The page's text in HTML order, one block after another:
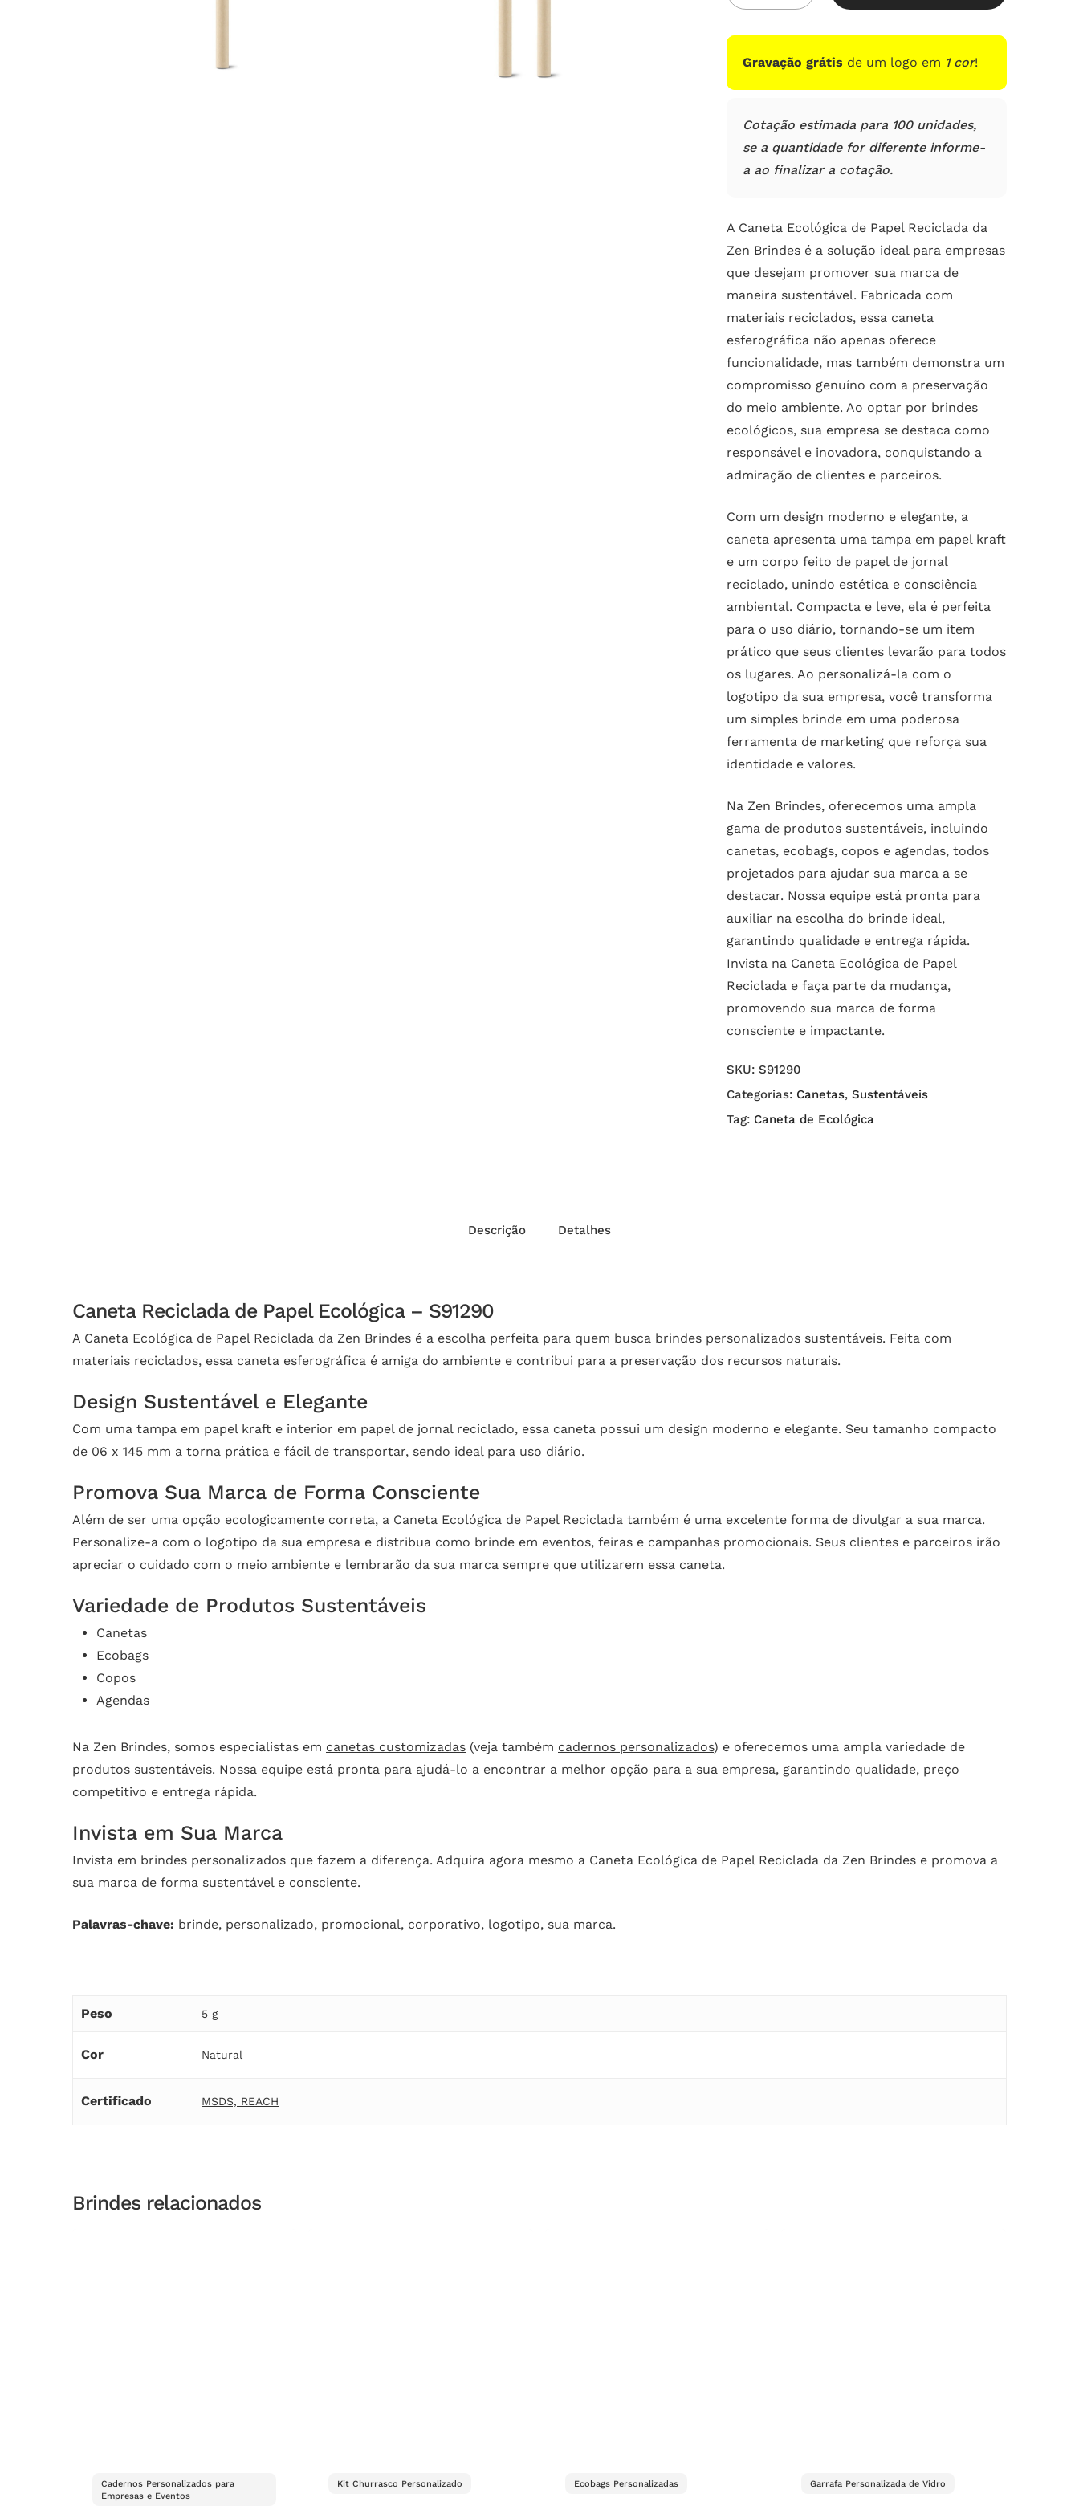
em
clientes
Gravação grátis de um logo em 1 cor!
Cotação estimada para 100 unidades,
se a quantidade for diferente informe-
a ao finalizar a cotação.
A Caneta Ecológica de Papel Reciclada da
Zen Brindes é a solução ideal para empresas
que desejam promover sua marca de
maneira sustentável. Fabricada com
materiais reciclados, essa caneta
esferográfica não apenas oferece
funcionalidade, mas também demonstra um
compromisso genuíno com a preservação
do meio ambiente. Ao optar por brindes
ecológicos, sua empresa se destaca como
responsável e inovadora, conquistando a
admiração de clientes e parceiros.
Com um design moderno e elegante, a
caneta apresenta uma tampa em papel kraft
e um corpo feito de papel de jornal
reciclado, unindo estética e consciência
ambiental. Compacta e leve, ela é perfeita
para o uso diário, tornando-se um item
prático que seus clientes levarão para todos
os lugares. Ao personalizá-la com o
logotipo da sua empresa, você transforma
um simples brinde em uma poderosa
ferramenta de marketing que reforça sua
identidade e valores.
Na Zen Brindes, oferecemos uma ampla
gama de produtos sustentáveis, incluindo
canetas, ecobags, copos e agendas, todos
projetados para ajudar sua marca a se
destacar. Nossa equipe está pronta para
auxiliar na escolha do brinde ideal,
garantindo qualidade e entrega rápida.
Invista na Caneta Ecológica de Papel
Reciclada e faça parte da mudança,
promovendo sua marca de forma
consciente e impactante.
SKU: S91290
Categorias: Canetas, Sustentáveis
Tag: Caneta de Ecológica
Descrição Detalhes
Caneta Reciclada de Papel Ecológica – S91290
A Caneta Ecológica de Papel Reciclada da Zen Brindes é a escolha perfeita para quem busca brindes personalizados sustentáveis. Feita com
materiais reciclados, essa caneta esferográfica é amiga do ambiente e contribui para a preservação dos recursos naturais.
Design Sustentável e Elegante
Com uma tampa em papel kraft e interior em papel de jornal reciclado, essa caneta possui um design moderno e elegante. Seu tamanho compacto
de 06 x 145 mm a torna prática e fácil de transportar, sendo ideal para uso diário.
Promova Sua Marca de Forma Consciente
Além de ser uma opção ecologicamente correta, a Caneta Ecológica de Papel Reciclada também é uma excelente forma de divulgar a sua marca.
Personalize-a com o logotipo da sua empresa e distribua como brinde em eventos, feiras e campanhas promocionais. Seus clientes e parceiros irão
apreciar o cuidado com o meio ambiente e lembrarão da sua marca sempre que utilizarem essa caneta.
Variedade de Produtos Sustentáveis
Canetas
Ecobags
Copos
Agendas
Na Zen Brindes, somos especialistas em canetas customizadas (veja também cadernos personalizados) e oferecemos uma ampla variedade de
produtos sustentáveis. Nossa equipe está pronta para ajudá-lo a encontrar a melhor opção para a sua empresa, garantindo qualidade, preço
competitivo e entrega rápida.
Invista em Sua Marca
Invista em brindes personalizados que fazem a diferença. Adquira agora mesmo a Caneta Ecológica de Papel Reciclada da Zen Brindes e promova a
sua marca de forma sustentável e consciente.
Palavras-chave: brinde, personalizado, promocional, corporativo, logotipo, sua marca.
Peso 5 g
Cor Natural
Certificado MSDS, REACH
Brindes relacionados
Cadernos Personalizados para
Empresas e Eventos
Kit Churrasco Personalizado Ecobags Personalizadas Garrafa Personalizada de Vidro